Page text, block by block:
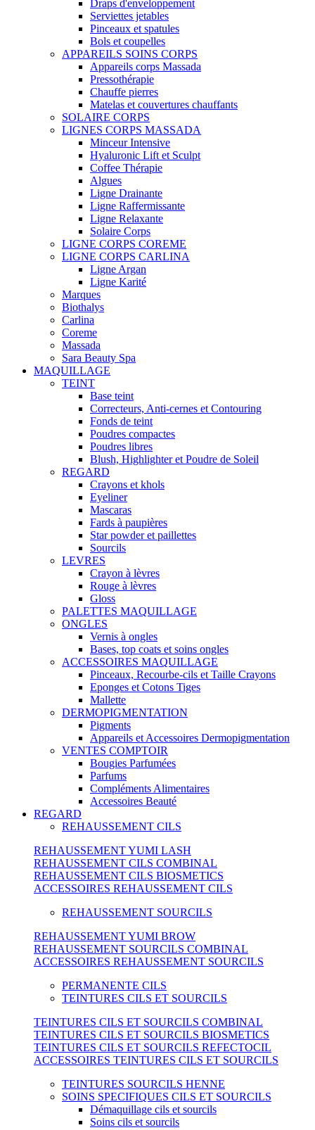
Draps d'enveloppement
Serviettes jetables
Pinceaux et spatules
Bols et coupelles
APPAREILS SOINS CORPS
Appareils corps Massada
Pressothérapie
Chauffe pierres
Matelas et couvertures chauffants
SOLAIRE CORPS
LIGNES CORPS MASSADA
Minceur Intensive
Hyaluronic Lift et Sculpt
Coffee Thérapie
Algues
Ligne Drainante
Ligne Raffermissante
Ligne Relaxante
Solaire Corps
LIGNE CORPS COREME
LIGNE CORPS CARLINA
Ligne Argan
Ligne Karité
Marques
Biothalys
Carlina
Coreme
Massada
Sara Beauty Spa
MAQUILLAGE
TEINT
Base teint
Correcteurs, Anti-cernes et Contouring
Fonds de teint
Poudres compactes
Poudres libres
Blush, Highlighter et Poudre de Soleil
REGARD
Crayons et khols
Eyeliner
Mascaras
Fards à paupières
Star powder et paillettes
Sourcils
LEVRES
Crayon à lèvres
Rouge à lèvres
Gloss
PALETTES MAQUILLAGE
ONGLES
Vernis à ongles
Bases, top coats et soins ongles
ACCESSOIRES MAQUILLAGE
Pinceaux, Recourbe-cils et Taille Crayons
Eponges et Cotons Tiges
Mallette
DERMOPIGMENTATION
Pigments
Appareils et Accessoires Dermopigmentation
VENTES COMPTOIR
Bougies Parfumées
Parfums
Compléments Alimentaires
Accessoires Beauté
REGARD
REHAUSSEMENT CILS
REHAUSSEMENT YUMI LASH
REHAUSSEMENT CILS COMBINAL
REHAUSSEMENT CILS BIOSMETICS
ACCESSOIRES REHAUSSEMENT CILS
REHAUSSEMENT SOURCILS
REHAUSSEMENT YUMI BROW
REHAUSSEMENT SOURCILS COMBINAL
ACCESSOIRES REHAUSSEMENT SOURCILS
PERMANENTE CILS
TEINTURES CILS ET SOURCILS
TEINTURES CILS ET SOURCILS COMBINAL
TEINTURES CILS ET SOURCILS BIOSMETICS
TEINTURES CILS ET SOURCILS REFECTOCIL
ACCESSOIRES TEINTURES CILS ET SOURCILS
TEINTURES SOURCILS HENNE
SOINS SPECIFIQUES CILS ET SOURCILS
Démaquillage cils et sourcils
Soins cils et sourcils